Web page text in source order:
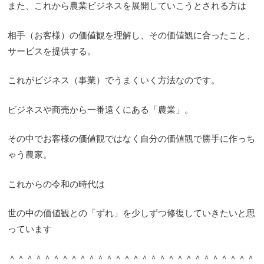
また、これから農業ビジネスを展開していこうとされる方は
相手（お客様）の価値観を理解し、その価値観に合ったこと、
サービスを提供する。
これがビジネス（事業）でうまくいく方法なのです。
ビジネスや商売から一番遠くにある「農業」。
その中でお客様の価値観ではなく自分の価値観で勝手に作っち
ゃう農家。
これからの令和の時代は
世の中の価値観との「ずれ」を少しずつ修復していきたいと思
っています
＾＾＾＾＾＾＾＾＾＾＾＾＾＾＾＾＾＾＾＾＾＾＾＾＾＾＾＾